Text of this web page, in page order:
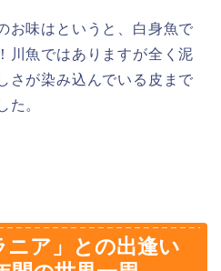
お味はというと、白身魚で
川魚ではありますが全く泥
さが染み込んでいる皮まで
た。
ニア」との出逢い